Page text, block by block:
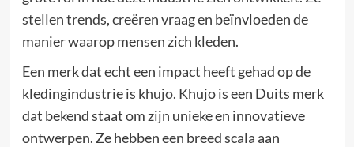
stellen trends, creëren vraag en beïnvloeden de
manier waarop mensen zich kleden.
Een merk dat echt een impact heeft gehad op de
kledingindustrie is khujo. Khujo is een Duits merk
dat bekend staat om zijn unieke en innovatieve
ontwerpen. Ze hebben een breed scala aan